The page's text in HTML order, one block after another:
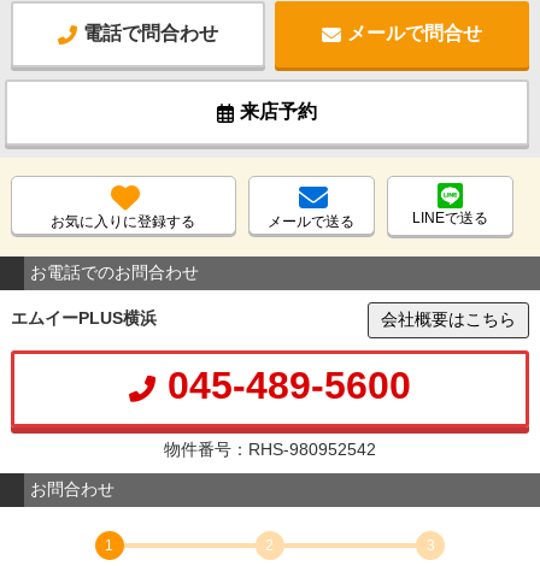
電話で問合わせ メールで問合せ
来店予約
お気に入りに登録する メールで送る LINEで送る
お電話でのお問合わせ
エムイーPLUS横浜 会社概要はこちら
045-489-5600
物件番号：RHS-980952542
お問合わせ
1
2
3